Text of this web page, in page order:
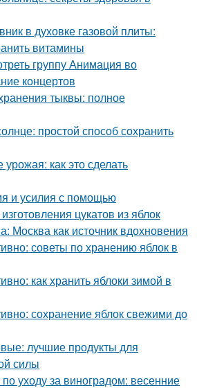
в духовке газовой плиты:
витамины
группу Анимация во
концертов
тыквы: полное
простой способ сохранить
как это сделать
и усилия с помощью
цукатов из яблок
Москва как источник вдохновения
советы по хранению яблок в
как хранить яблоки зимой в
сохранение яблок свежими до
лучшие продукты для
силы
уходу за виноградом: весенние